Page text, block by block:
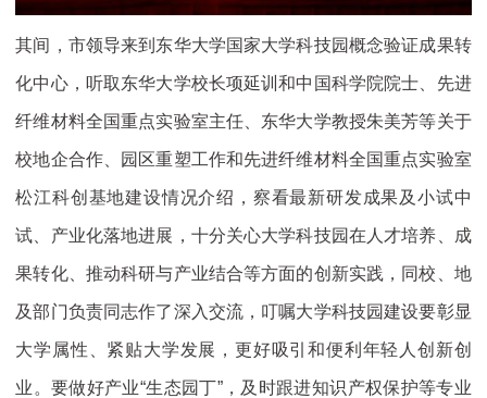
其间，市领导来到东华大学国家大学科技园概念验证成果转
化中心，听取东华大学校长项延训和中国科学院院士、先进
纤维材料全国重点实验室主任、东华大学教授朱美芳等关于
校地企合作、园区重塑工作和先进纤维材料全国重点实验室
松江科创基地建设情况介绍，察看最新研发成果及小试中
试、产业化落地进展，十分关心大学科技园在人才培养、成
果转化、推动科研与产业结合等方面的创新实践，同校、地
及部门负责同志作了深入交流，叮嘱大学科技园建设要彰显
大学属性、紧贴大学发展，更好吸引和便利年轻人创新创
业。要做好产业“生态园丁”，及时跟进知识产权保护等专业